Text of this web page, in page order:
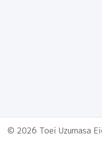
© 2026 Toei Uzumasa